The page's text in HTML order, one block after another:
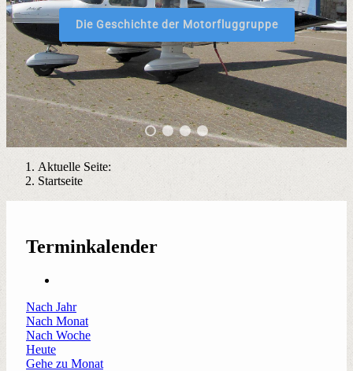
Die Geschichte der Motorfluggruppe
Aktuelle Seite:
Startseite
Terminkalender
Nach Jahr
Nach Monat
Nach Woche
Heute
Gehe zu Monat